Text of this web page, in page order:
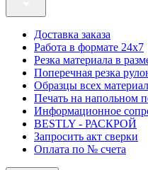
Доставка заказа
Работа в формате 24х7
Резка материала в
Поперечная резка
Образцы всех
Печать на напольном
Информационное
BESTLY - РАСКРОЙ
Запросить акт сверки
Оплата по № счета